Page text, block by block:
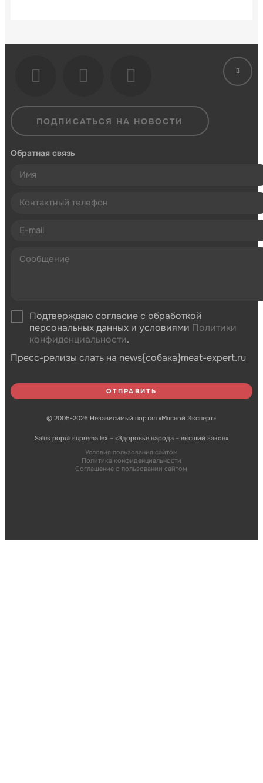
ПОДПИСАТЬСЯ НА НОВОСТИ
Обратная связь
Подтверждаю согласие с обработкой
персональных данных и условиями Политики
конфиденциальности.
Пресс-релизы слать на news{собака}meat-expert.ru
© 2005-2026 Независимый портал «Мясной Эксперт»
Salus populi suprema lex – «Здоровье народа – высший закон»
Условия пользования сайтом
Политика конфиденциальности
Соглашение о пользовании сайтом